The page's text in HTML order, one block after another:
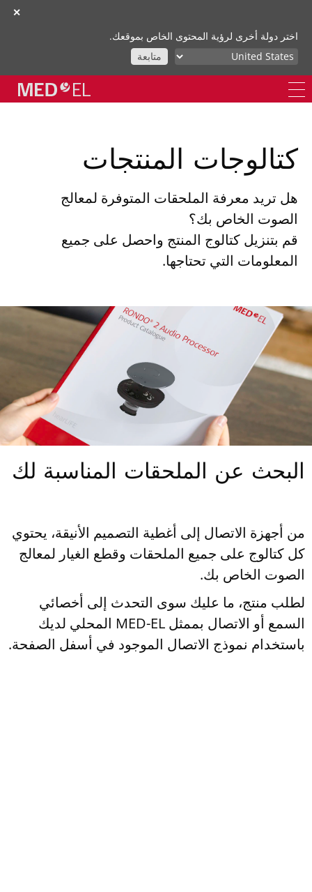
✕
اختر دولة أخرى لرؤية المحتوى الخاص بموقعك.
متابعة
كتالوجات المنتجات
هل تريد معرفة الملحقات المتوفرة لمعالج
الصوت الخاص بك؟
قم بتنزيل كتالوج المنتج واحصل على جميع
المعلومات التي تحتاجها.
البحث عن الملحقات المناسبة لك
من أجهزة الاتصال إلى أغطية التصميم الأنيقة، يحتوي
كل كتالوج على جميع الملحقات وقطع الغيار لمعالج
الصوت الخاص بك.
لطلب منتج، ما عليك سوى التحدث إلى أخصائي
السمع أو الاتصال بممثل MED-EL المحلي لديك
باستخدام نموذج الاتصال الموجود في أسفل الصفحة.